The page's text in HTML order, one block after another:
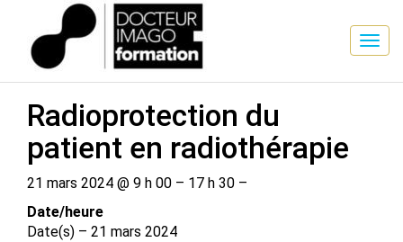
SESSION DE FORMATION
Radioprotection du
patient en radiothérapie
21 mars 2024 @ 9 h 00 – 17 h 30 –
Date/​heure
Date(s) – 21 mars 2024